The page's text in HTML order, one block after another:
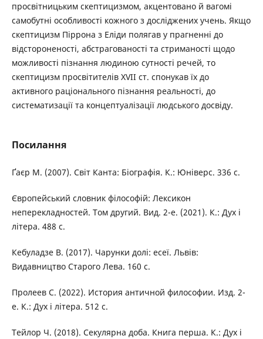
просвітницьким скептицизмом, акцентовано й вагомі
самобутні особливості кожного з досліджених учень. Якщо
скептицизм Піррона з Еліди полягав у прагненні до
відстороненості, абстрагованості та стриманості щодо
можливості пізнання людиною сутності речей, то
скептицизм просвітителів XVII ст. спонукав їх до
активного раціонального пізнання реальності, до
систематизації та концептуалізації людського досвіду.
Посилання
Ґаєр М. (2007). Світ Канта: Біографія. К.: Юніверс. 336 с.
Європейський словник філософій: Лексикон
неперекладностей. Том другий. Вид. 2-е. (2021). К.: Дух і
літера. 488 с.
Кебуладзе В. (2017). Чарунки долі: есеї. Львів:
Видавництво Старого Лева. 160 с.
Пролеев С. (2022). История античной философии. Изд. 2-
е. К.: Дух і літера. 512 с.
Тейлор Ч. (2018). Секулярна доба. Книга перша. К.: Дух і